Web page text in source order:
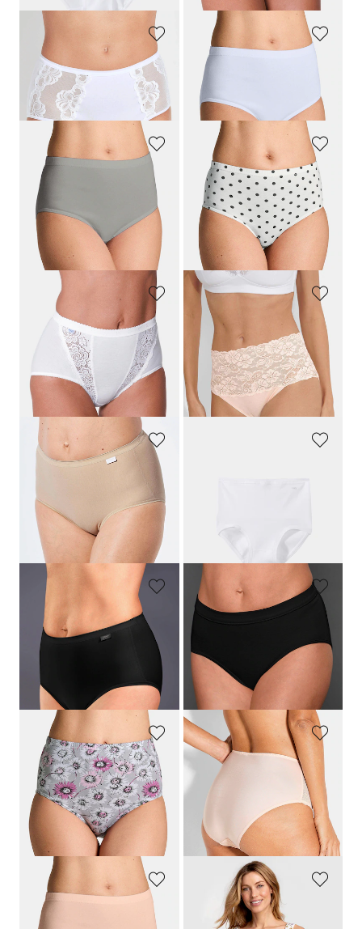
NINA V. C.
Slip gainant avec empiècement en dentelle
12,95 €
GOLDNER
Slip taille haute en lot de 7
44,95 €
GOLDNER
Slip taille haute en lot de 7
31,47 €
Meilleur prix sur 30 jours** : 35,95 €
(-12%)
GOLDNER
Lot de slips taille haute en coton
19,97 € 39,95 €
Meilleur prix sur 30 jours** : 23,97 €
(-16%)
NINA V. C.
Lot de 2 slips en coton bio
29,97 €49,95 €
Meilleur prix sur 30 jours** : 34,97 €
(-14%)
13,96 €
Meilleur prix sur 30 jours** : 15,95 €
(-12%)
Slip montant sans coutures
Meilleur prix sur 30 jours** : 27,16 €
SPEIDEL
Slip montant
13,96 €19,95 €
Meilleur prix sur 30 jours** : 15,95 €
(-12%)
CONTA
Slip en côtes fines
Meilleur prix sur 30 jours** : 10,47 €
(-14%)
GOLDNER
Lot de slips taille haute en coton
19,97 €39,95 €
Meilleur prix sur 30 jours** : 23,96 €
(-16%)
ROSA FAIA
20,97 €
Meilleur prix sur 30 jours** : 24,47 €
(-14%)
GOLDNER
Slip taille haute en lot de 7
MISS MARY
Slip avec imprimé fleuri et dentelle